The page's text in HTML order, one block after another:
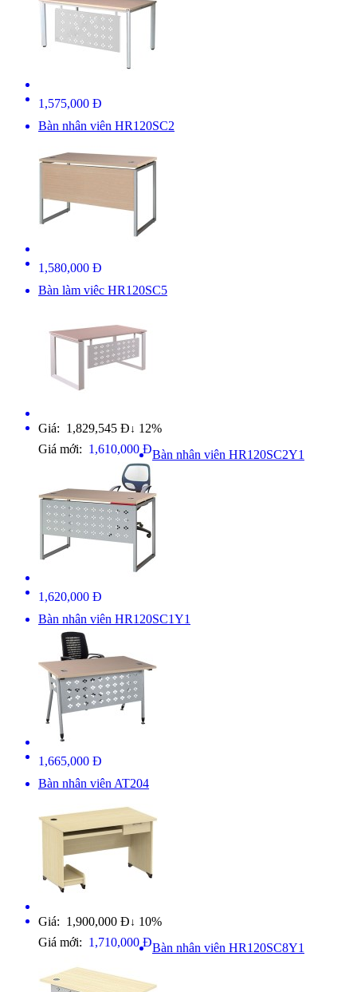
1,575,000 Đ
Bàn nhân viên HR120SC2
1,580,000 Đ
Bàn làm viêc HR120SC5
Giá: 1,829,545 Đ ↓ 12%
Giá mới: 1,610,000 ĐBàn nhân viên HR120SC2Y1
1,620,000 Đ
Bàn nhân viên HR120SC1Y1
1,665,000 Đ
Bàn nhân viên AT204
Giá: 1,900,000 Đ ↓ 10%
Giá mới: 1,710,000 ĐBàn nhân viên HR120SC8Y1